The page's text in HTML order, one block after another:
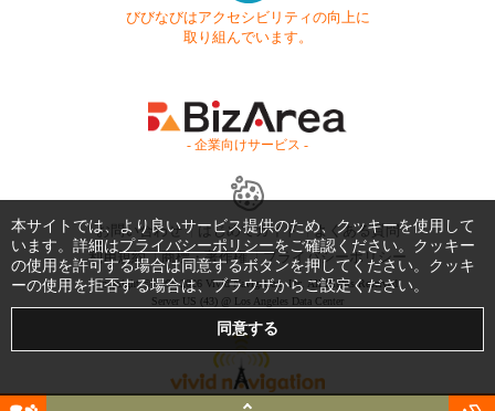
びびなびはアクセシビリティの向上に
取り組んでいます。
- 企業向けサービス -
お問い合わせ はじめてガイド
よくある質問
利用規約
商標・著作権 プライバシーポリシー
Copyright © 1999-2026 Vivid Navigation, Inc. All Rights Reserved.
Server US (43) @ Los Angeles Data Center
本サイトでは、より良いサービス提供のため、クッキーを使用して
います。詳細はプライバシーポリシーをご確認ください。クッキー
の使用を許可する場合は同意するボタンを押してください。クッキ
ーの使用を拒否する場合は、ブラウザからご設定ください。